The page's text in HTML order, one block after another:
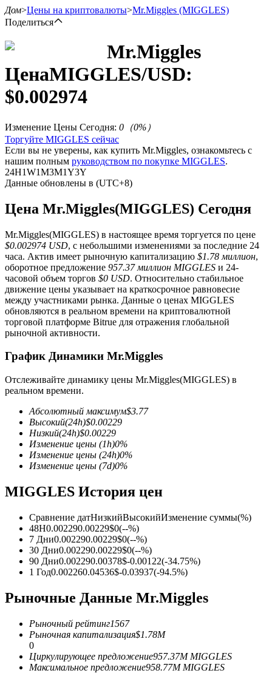
Фьючерсы
Фьючерсы с использованием USDT в качестве
TradFi
Деривативы на акции, форекс, драгоценные металлы и
сырьевые товары
USDC фьючерсы
обеспечения
Дом>Цены на криптовалюты>Mr.Miggles (MIGGLES)
Поделиться
Mr.Miggles
ЦенаMIGGLES/USD:
$0.002974
Изменение Цены Сегодня: 0 （0%）
Торгуйте MIGGLES сейчас
Если вы не уверены, как купить Mr.Miggles, ознакомьтесь с
нашим полным руководством по покупке MIGGLES.
24H1W1M3M1Y3Y
Данные обновлены в (UTC+8)
Цена Mr.Miggles(MIGGLES) Сегодня
Mr.Miggles(MIGGLES) в настоящее время торгуется по цене
$0.002974 USD, с небольшими изменениями за последние 24
часа. Актив имеет рыночную капитализацию $1.78 миллион,
оборотное предложение 957.37 миллион MIGGLES и 24-
часовой объем торгов $0 USD. Относительно стабильное
движение цены указывает на краткосрочное равновесие
между участниками рынка. Данные о ценах MIGGLES
обновляются в реальном времени на криптовалютной
торговой платформе Bitrue для отражения глобальной
рыночной активности.
График Динамики Mr.Miggles
Отслеживайте динамику цены Mr.Miggles(MIGGLES) в
реальном времени.
Абсолютный максимум$3.77
Высокий(24h)$0.00229
Низкий(24h)$0.00229
Изменение цены (1h)0%
Изменение цены (24h)0%
Изменение цены (7d)0%
MIGGLES История цен
Сравнение датНизкийВысокийИзменение суммы(%)
48H0.002290.00229$0(--%)
7 Дни0.002290.00229$0(--%)
30 Дни0.002290.00229$0(--%)
90 Дни0.002290.00378$-0.00122(-34.75%)
1 Год0.002260.04536$-0.03937(-94.5%)
Рыночные Данные Mr.Miggles
Рыночный рейтинг1567
Рыночная капитализация$1.78M
0
Циркулирующее предложение957.37M MIGGLES
Максимальное предложение958.77M MIGGLES